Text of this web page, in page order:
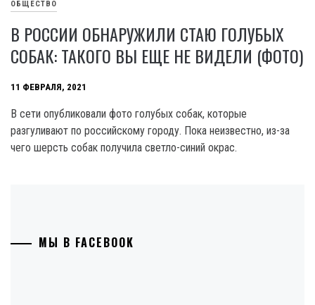
ОБЩЕСТВО
В РОССИИ ОБНАРУЖИЛИ СТАЮ ГОЛУБЫХ
СОБАК: ТАКОГО ВЫ ЕЩЕ НЕ ВИДЕЛИ (ФОТО)
11 ФЕВРАЛЯ, 2021
В сети опубликовали фото голубых собак, которые
разгуливают по российскому городу. Пока неизвестно, из-за
чего шерсть собак получила светло-синий окрас.
МЫ В FACEBOOK